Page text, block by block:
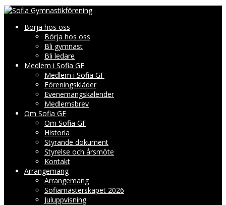
Börja hos oss
Börja hos oss
Bli gymnast
Bli ledare
Medlem i Sofia GF
Medlem i Sofia GF
Föreningskläder
Evenemangskalender
Medlemsbrev
Om Sofia GF
Om Sofia GF
Historia
Styrande dokument
Styrelse och årsmöte
Kontakt
Arrangemang
Arrangemang
Sofiamästerskapet 2026
Juluppvisning